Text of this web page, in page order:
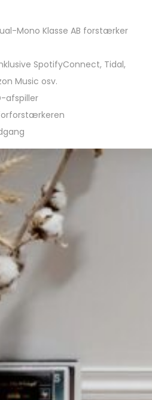
Mono Klasse AB forstærker
SpotifyConnect, Tidal,
Music osv.
afspiller